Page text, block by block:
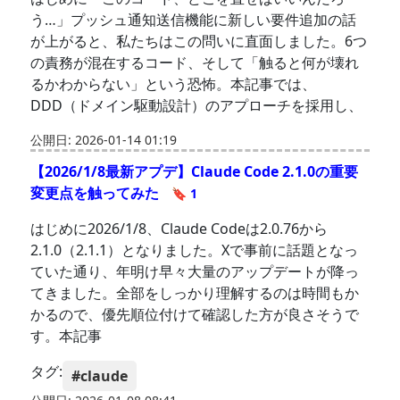
う…」プッシュ通知送信機能に新しい要件追加の話
が上がると、私たちはこの問いに直面しました。6つ
の責務が混在するコード、そして「触ると何が壊れ
るかわからない」という恐怖。本記事では、
DDD（ドメイン駆動設計）のアプローチを採用し、
公開日: 2026-01-14 01:19
【2026/1/8最新アプデ】Claude Code 2.1.0の重要
変更点を触ってみた
🔖 1
はじめに2026/1/8、Claude Codeは2.0.76から
2.1.0（2.1.1）となりました。Xで事前に話題となっ
ていた通り、年明け早々大量のアップデートが降っ
てきました。全部をしっかり理解するのは時間もか
かるので、優先順位付けて確認した方が良さそうで
す。本記事
タグ: #claude